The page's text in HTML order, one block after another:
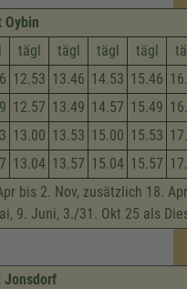
Oybin
tägl tägl tägl tägl
12.53 13.46 14.53 15.46
12.57 13.49 14.57 15.49
13.00 13.53 15.00 15.53
13.04 13.57 15.04 15.57
bis 2. Nov, zusätzlich 18.
9. Juni, 3./31. Okt 25 als
Jonsdorf